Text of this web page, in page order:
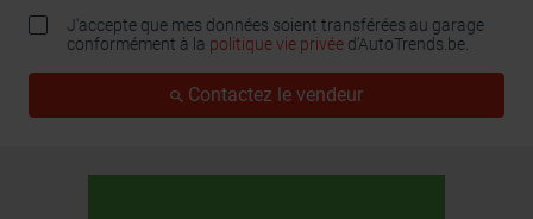
J'accepte que mes données soient transférées au garage
conformément à la politique vie privée d’AutoTrends.be.
Contactez le vendeur